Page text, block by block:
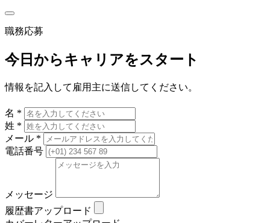
職務応募
今日からキャリアをスタート
情報を記入して雇用主に送信してください。
名 *
姓 *
メール *
電話番号
メッセージ
履歴書アップロード